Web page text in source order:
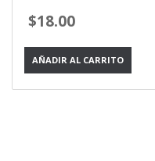
$18.00
AÑADIR AL CARRITO